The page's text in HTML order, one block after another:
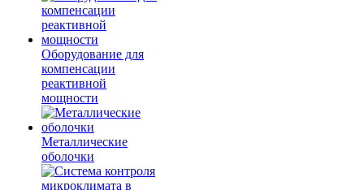
Оборудование для
компенсации
реактивной
мощности
Металлические
оболочки